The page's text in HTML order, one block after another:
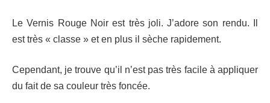
Le Vernis Rouge Noir est très joli. J’adore son rendu. Il
est très « classe » et en plus il sèche rapidement.
Cependant, je trouve qu’il n’est pas très facile à appliquer
du fait de sa couleur très foncée.